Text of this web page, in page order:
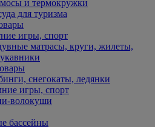
и термокружки
для туризма
игры, спорт
матрасы, круги, жилеты,
снегокаты, ледянки
игры, спорт
волокуши
бассейны